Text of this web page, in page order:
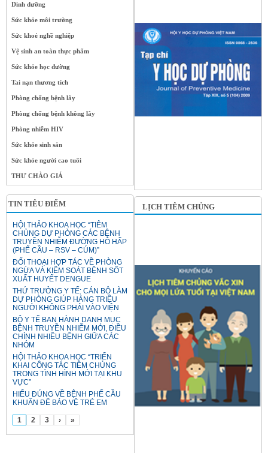
Dinh dưỡng
Sức khỏe môi trường
Sức khoẻ nghề nghiệp
Vệ sinh an toàn thực phẩm
Sức khỏe học đường
Tai nạn thương tích
Phòng chống bệnh lây
Phòng chống bệnh không lây
Phòng nhiễm HIV
Sức khỏe sinh sản
Sức khỏe người cao tuổi
THƯ CHÀO GIÁ
TIN TIÊU ĐIỂM
HỘI THẢO KHOA HỌC “TIÊM
CHỦNG DỰ PHÒNG CÁC BỆNH
TRUYỀN NHIỄM ĐƯỜNG HÔ HẤP
(PHẾ CẦU – RSV – CÚM)”
ĐỐI THOẠI HỢP TÁC VỀ PHÒNG
NGỪA VÀ KIỂM SOÁT BỆNH SỐT
XUẤT HUYẾT DENGUE
THỨ TRƯỞNG Y TẾ: CÁN BỘ LÀM
DỰ PHÒNG GIÚP HÀNG TRIỆU
NGƯỜI KHÔNG PHẢI VÀO VIỆN
BỘ Y TẾ BAN HÀNH DANH MỤC
BỆNH TRUYỀN NHIỄM MỚI, ĐIỀU
CHỈNH NHIỀU BỆNH GIỮA CÁC
NHÓM
HỘI THẢO KHOA HỌC “TRIỂN
KHAI CÔNG TÁC TIÊM CHỦNG
TRONG TÌNH HÌNH MỚI TẠI KHU
VỰC”
HIỂU ĐÚNG VỀ BỆNH PHẾ CẦU
KHUẨN ĐỂ BẢO VỆ TRẺ EM
1 2 3 › »
LỊCH TIÊM CHỦNG